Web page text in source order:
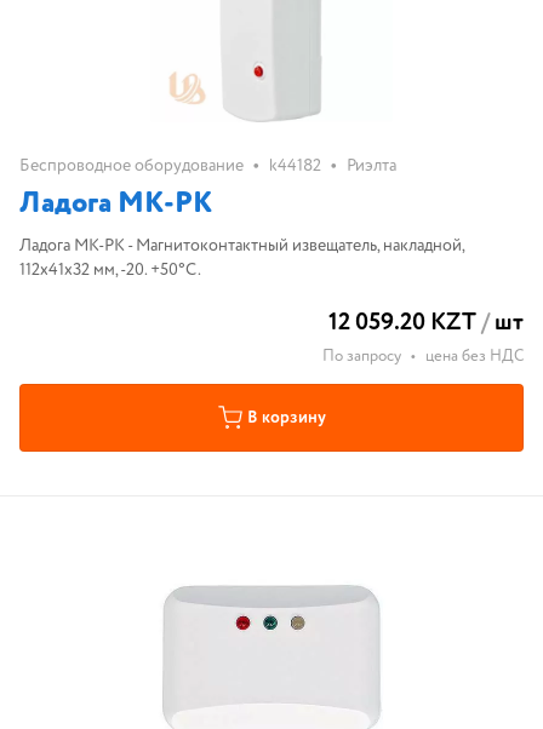
Беспроводное оборудование • k44182 • Риэлта
Ладога МК-РК
Ладога МК-РК - Магнитоконтактный извещатель, накладной,
112х41х32 мм, -20. +50°С.
12 059.20 KZT/шт
По запросу • цена без НДС
В корзину